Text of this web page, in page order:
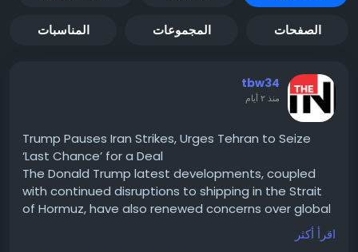
الصفحات المجموعات المناسبات
tbw34
منذ ٢ أيام
Trump Pauses Iran Strikes, Urges Tehran to Seize
‘Last Chance’ for a Deal
The Donald Trump latest developments, coupled
with continued disruptions to shipping in the Strait
of Hormuz, have also renewed concerns over global
اقرأ أكثر